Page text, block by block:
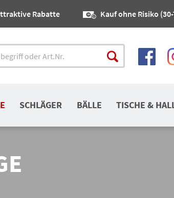
Rabatte Kauf ohne Risiko
SCHLÄGER BÄLLE TISCHE &